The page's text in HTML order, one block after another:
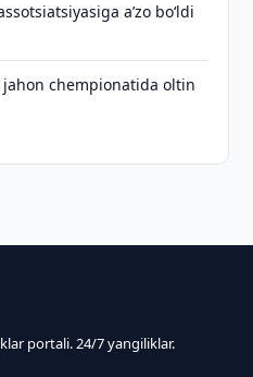
aʼzo bo‘ldi
chempionatida oltin
portali. 24/7 yangiliklar.